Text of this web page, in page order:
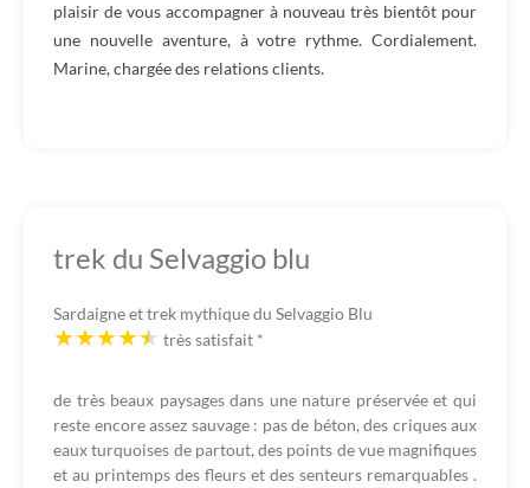
plaisir de vous accompagner à nouveau très bientôt pour
une nouvelle aventure, à votre rythme. Cordialement.
Marine, chargée des relations clients.
trek du Selvaggio blu
Sardaigne et trek mythique du Selvaggio Blu
très satisfait *
de très beaux paysages dans une nature préservée et qui
reste encore assez sauvage : pas de béton, des criques aux
eaux turquoises de partout, des points de vue magnifiques
et au printemps des fleurs et des senteurs remarquables .